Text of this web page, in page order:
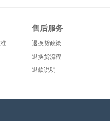
售后服务
退换货政策
退换货流程
退款说明